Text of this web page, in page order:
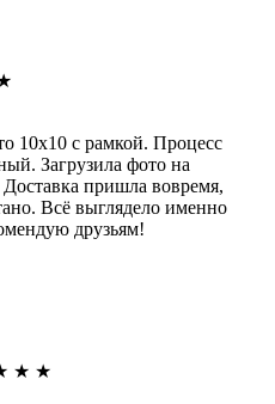
10х10 с рамкой. Процесс
Загрузила фото на
пришла вовремя,
Всё выглядело именно
друзьям!
★ ★